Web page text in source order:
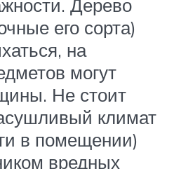
Дерево
его сорта)
на
могут
Не стоит
климат
в помещении)
вредных